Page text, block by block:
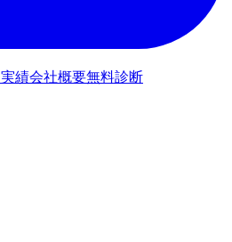
実績会社概要無料診断